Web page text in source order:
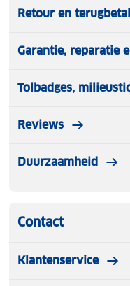
Retour en
Garantie, reparatie
Tolbadges,
Reviews
Duurzaamheid
Contact
Klantenservice